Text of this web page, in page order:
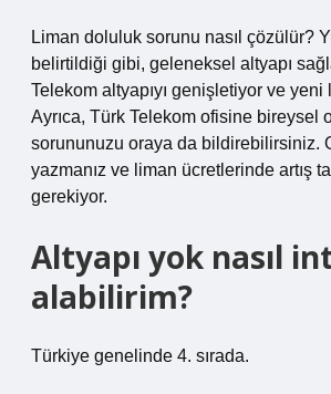
Liman doluluk sorunu nasıl çözülür?
belirtildiği gibi, geleneksel altyapı
Telekom altyapıyı genişletiyor ve yeni
Ayrıca, Türk Telekom ofisine bireysel
sorununuzu oraya da bildirebilirsiniz.
yazmanız ve liman ücretlerinde artış
gerekiyor.
Altyapı yok nasıl
alabilirim?
Türkiye genelinde 4. sırada.